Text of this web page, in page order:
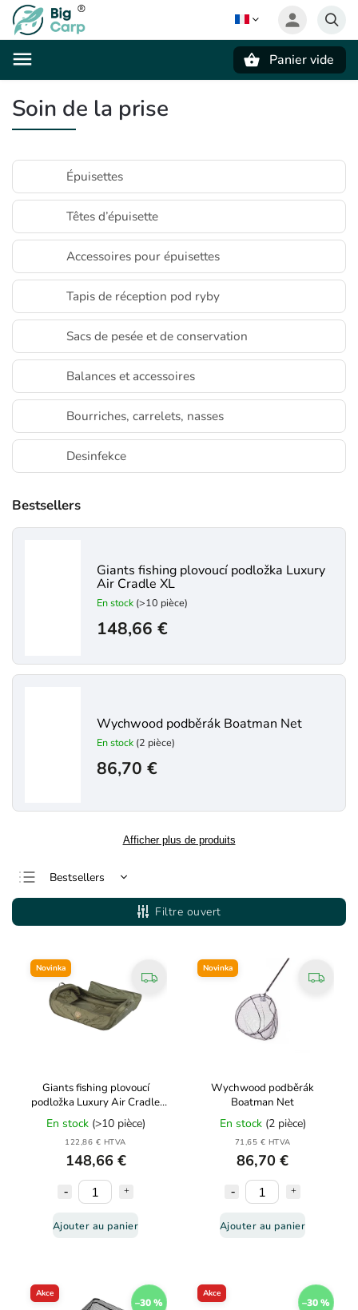
Panier vide
Soin de la prise
Épuisettes
Têtes d’épuisette
Accessoires pour épuisettes
Tapis de réception pod ryby
Sacs de pesée et de conservation
Balances et accessoires
Bourriches, carrelets, nasses
Desinfekce
Bestsellers
Giants fishing plovoucí podložka Luxury
Air Cradle XL
En stock (>10 pièce)
148,66 €
Wychwood podběrák Boatman Net
En stock (2 pièce)
86,70 €
Afficher plus de produits
Bestsellers
Le moins cher
Le plus cher
Filtre ouvert
Novinka
Giants fishing plovoucí
podložka Luxury Air Cradle
XL
En stock (>10 pièce)
122,86 € HTVA
148,66 €
Ajouter au panier
Novinka
Wychwood podběrák
Boatman Net
En stock (2 pièce)
71,65 € HTVA
86,70 €
Ajouter au panier
Akce
–30 %
Akce
–30 %